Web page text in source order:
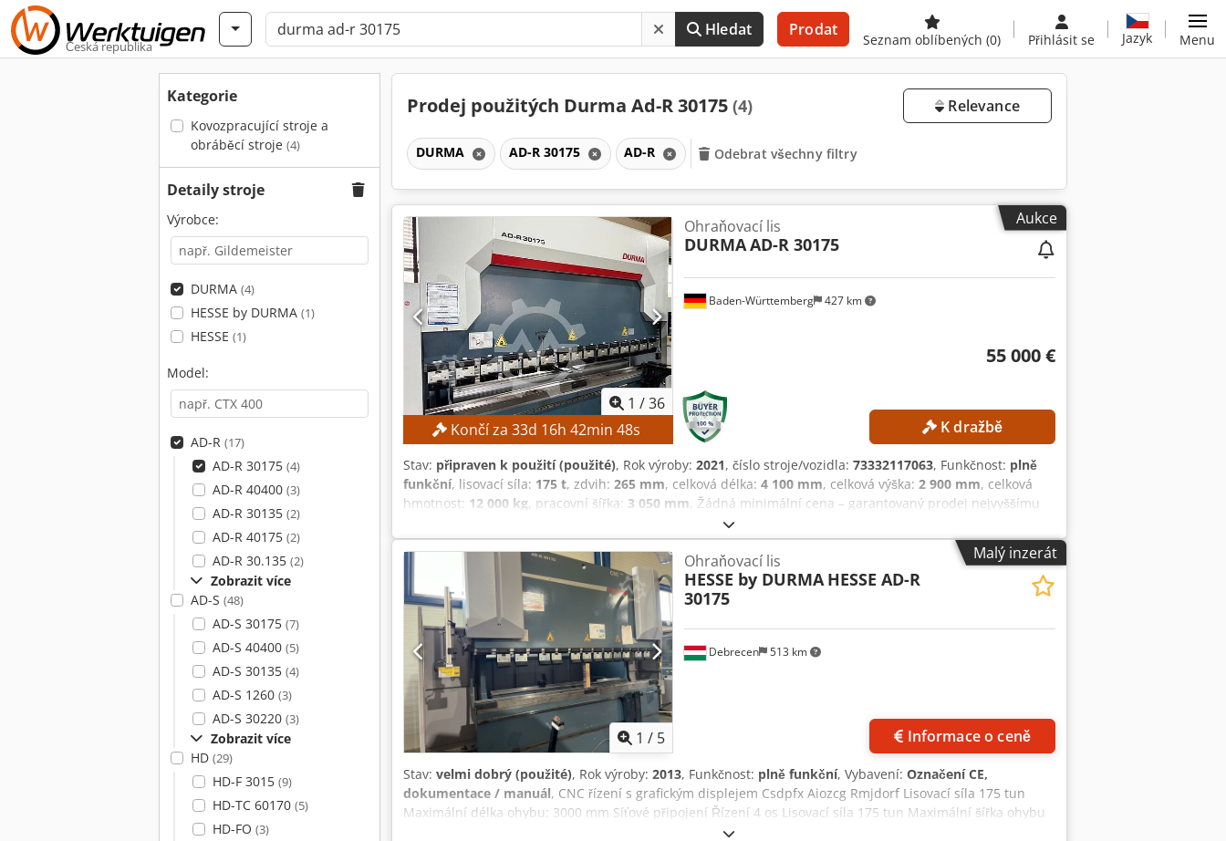
Česká republika
Hledat Prodat
Seznam oblíbených (0) Přihlásit se Jazyk Menu
Kategorie
Kovozpracující stroje a
obráběcí stroje (4)
Detaily stroje
Výrobce:
DURMA (4)
HESSE by DURMA (1)
HESSE (1)
Model:
AD-R (17)
AD-R 30175 (4)
AD-R 40400 (3)
AD-R 30135 (2)
AD-R 40175 (2)
AD-R 30.135 (2)
Zobrazit více
AD-S (48)
AD-S 30175 (7)
AD-S 40400 (5)
AD-S 30135 (4)
AD-S 1260 (3)
AD-S 30220 (3)
Zobrazit více
HD (29)
HD-F 3015 (9)
HD-TC 60170 (5)
HD-FO (3)
Prodej použitých Durma Ad-R 30175 (4) Relevance
DURMA AD-R 30175 AD-R Odebrat všechny filtry
Aukce
1 /36
Končí za 33d 16h 42min 47s
Baden-Württemberg 427 km
Ohraňovací lis
DURMAAD-R 30175
55 000 €
K dražbě
Stav: připraven k použití (použité), Rok výroby: 2021, číslo stroje/vozidla: 73332117063, Funkčnost: plně
funkční, lisovací síla: 175 t, zdvih: 265 mm, celková délka: 4 100 mm, celková výška: 2 900 mm, celková
hmotnost: 12 000 kg , pracovní šířka: 3 050 mm , Žádná minimální cena – garantovaný prodej nejvyššímu
dražitelovi! Podání nabídky zavazuje k vyzvednutí v termínu od 21. 9. do 1. 10.! TECHNICKÉ ÚDAJE Lisovací
síla: 175 t Zdviž: 265 mm Pracovní délka: 3 050 mm Řízení: Durmazlar DT-15 Horní nástroje, hmotnost: 11
kg Dolní nástroje, hmotnost: 16 kg Skříňka na nářadí, výrobce: Apfel TECHNICKÉ ÚDAJE STROJE
Csdszquplopfx Aidorf Celková délka: 4 100 mm Celková šířka: 1 800 mm Celková výška: 2 900 mm Celková
hmotnost: 12 000 kg VYBAVENÍ - Různé nástroje pro ohýbání - Raznice - Matrice - Další nástroje pro
ohýbání - Dílenská zásuvková skříň, výrobce: SSI Schäfer - Obsah dílenské zásuvkové skříně odpovídá stroji
Externí reference: Lebtig – Lot 77
Malý inzerát
1 / 5
Debrecen 513 km
Ohraňovací lis
HESSE by DURMA HESSE AD-R
30175
Informace o ceně
Stav: velmi dobrý (použité), Rok výroby: 2013, Funkčnost: plně funkční, Vybavení: Označení CE,
dokumentace / manuál, CNC řízení s grafickým displejem Csdpfx Aiozcg Rmjdorf Lisovací síla 175 tun
Maximální délka ohybu: 3000 mm Síťové připojení Řízení 4 os Lisovací síla 175 tun Maximální šířka ohybu
může být nastavena na 8 mm Automaticky řízené předepnutí stolu